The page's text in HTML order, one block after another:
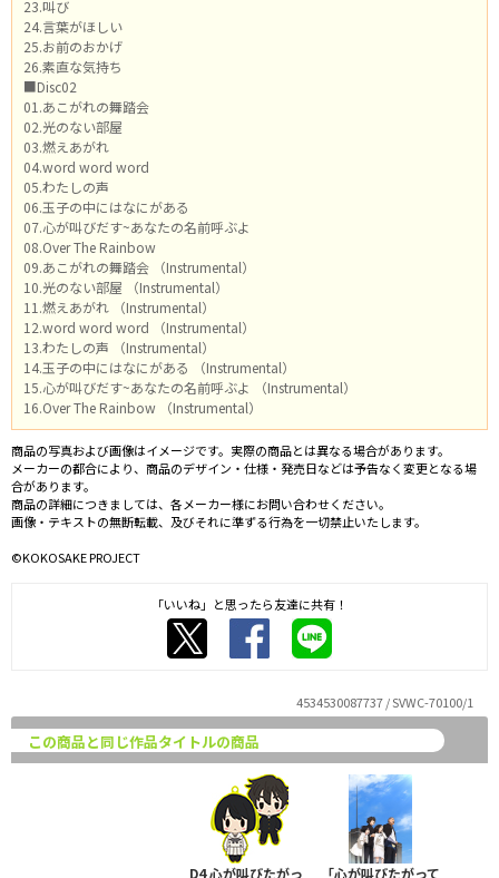
23.叫び
24.言葉がほしい
25.お前のおかげ
26.素直な気持ち
■Disc02
01.あこがれの舞踏会
02.光のない部屋
03.燃えあがれ
04.word word word
05.わたしの声
06.玉子の中にはなにがある
07.心が叫びだす~あなたの名前呼ぶよ
08.Over The Rainbow
09.あこがれの舞踏会 （Instrumental）
10.光のない部屋 （Instrumental）
11.燃えあがれ （Instrumental）
12.word word word （Instrumental）
13.わたしの声 （Instrumental）
14.玉子の中にはなにがある （Instrumental）
15.心が叫びだす~あなたの名前呼ぶよ （Instrumental）
16.Over The Rainbow （Instrumental）
商品の写真および画像はイメージです。実際の商品とは異なる場合があります。
メーカーの都合により、商品のデザイン・仕様・発売日などは予告なく変更となる場
合があります。
商品の詳細につきましては、各メーカー様にお問い合わせください。
画像・テキストの無断転載、及びそれに準ずる行為を一切禁止いたします。
©KOKOSAKE PROJECT
「いいね」と思ったら友達に共有！
4534530087737 / SVWC-70100/1
この商品と同じ作品タイトルの商品
D4 心が叫びたがっ 「心が叫びたがって